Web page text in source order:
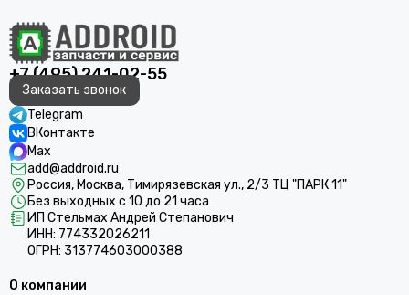
+7 (495) 241-02-55
Заказать звонок
Telegram
ВКонтакте
Max
add@addroid.ru
Россия, Москва, Тимирязевская ул., 2/3 ТЦ "ПАРК 11"
Без выходных с 10 до 21 часа
ИП Стельмах Андрей Степанович
ИНН: 774332026211
ОГРН: 313774603000388
О компании